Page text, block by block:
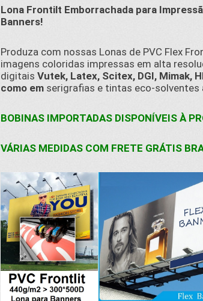
Lona Frontilt Emborrachada para
Banners!
Produza com nossas Lonas de PVC Flex
imagens coloridas impressas em alta
digitais Vutek, Latex, Scitex, DGI, Mimak,
como em serigrafias e tintas eco-solventes
BOBINAS IMPORTADAS DISPONÍVEIS À
VÁRIAS MEDIDAS COM FRETE GRÁTIS